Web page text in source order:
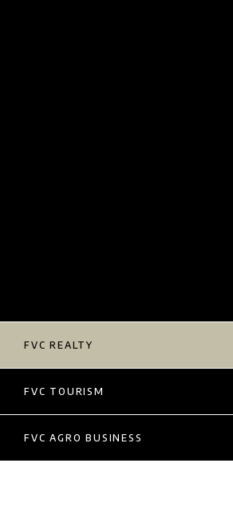
FVC REALTY
FVC TOURISM
FVC AGRO BUSINESS